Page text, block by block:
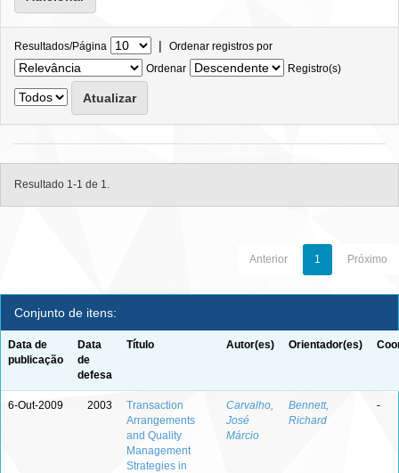
Resultados/Página | Ordenar registros por
Ordenar
Registro(s)
Resultado 1-1 de 1.
Anterior 1 Próximo
Conjunto de itens:
Data de
publicação
Data
de
defesa
Título Autor(es) Orientador(es)
6-Out-2009 2003
Transaction
Arrangements
and Quality
Management
Strategies in
Carvalho,
José
Márcio
Bennett,
Richard
-